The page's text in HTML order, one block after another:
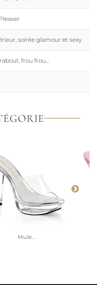
soirée glamour et sexy
frou frou...
Mule...